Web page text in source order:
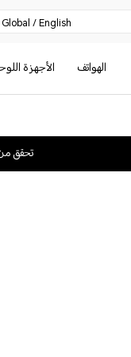
Global / English
الهواتف الأجهزة
تحقق